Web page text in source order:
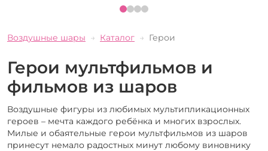
Воздушные шары Каталог Герои
Герои мультфильмов и
фильмов из шаров
Воздушные фигуры из любимых мультипликационных
героев – мечта каждого ребёнка и многих взрослых.
Милые и обаятельные герои мультфильмов из шаров
принесут немало радостных минут любому виновнику